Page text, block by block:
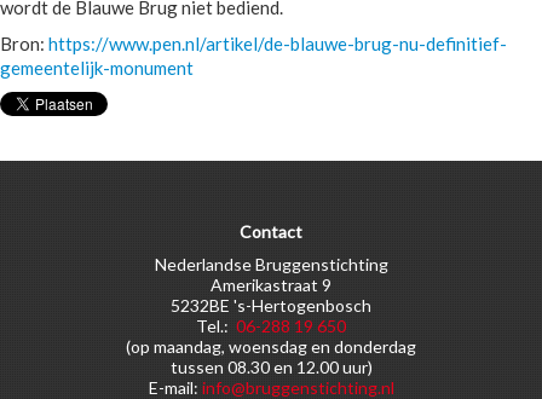
wordt de Blauwe Brug niet bediend.
Bron: https://www.pen.nl/artikel/de-blauwe-brug-nu-definitief-
gemeentelijk-monument
Contact
Nederlandse Bruggenstichting
Amerikastraat 9
5232BE 's-Hertogenbosch
Tel.: 06-288 19 650
(op maandag, woensdag en donderdag
tussen 08.30 en 12.00 uur)
E-mail: info@bruggenstichting.nl